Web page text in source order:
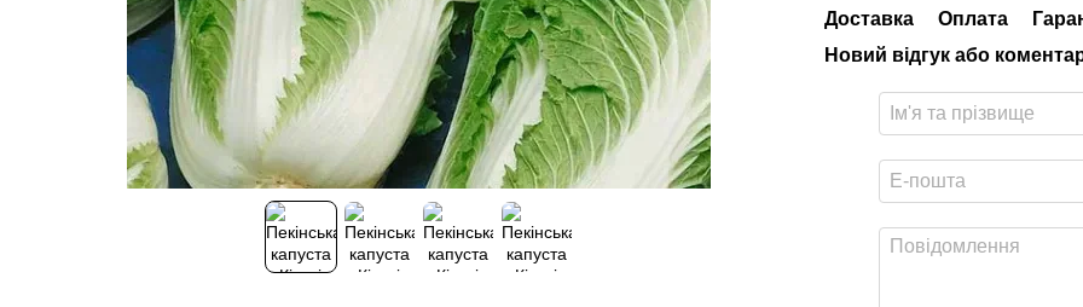
Доставка Оплата
Новий відгук або